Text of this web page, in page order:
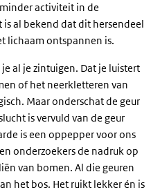
activiteit in de
al bekend dat dit hersendeel
lichaam ontspannen is.
al je zintuigen. Dat je luistert
of het neerkletteren van
Maar onderschat de geur
is vervuld van de geur
is een oppepper voor ons
onderzoekers de nadruk op
van bomen. Al die geuren
het bos. Het ruikt lekker én is